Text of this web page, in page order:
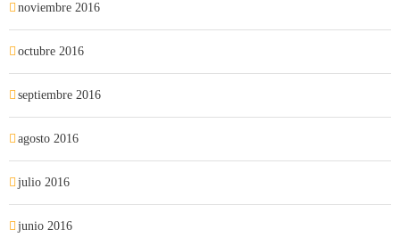
noviembre 2016
octubre 2016
septiembre 2016
agosto 2016
julio 2016
junio 2016